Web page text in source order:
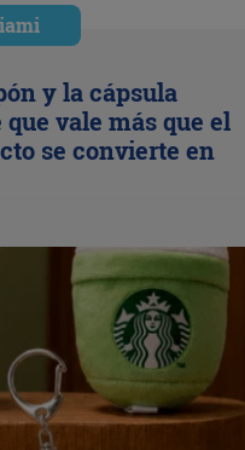
y la cápsula
vale más que el
se convierte en